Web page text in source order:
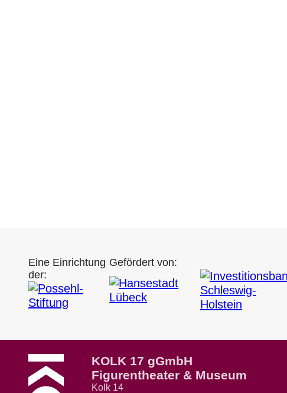
Eine Einrichtung
der:
Gefördert von:
KOLK 17 gGmbH
Figurentheater & Museum
Kolk 14